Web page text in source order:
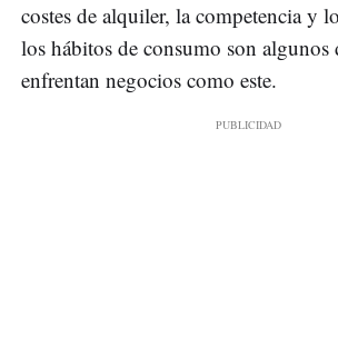
costes de alquiler, la competencia y
los hábitos de consumo son algunos
enfrentan negocios como este.